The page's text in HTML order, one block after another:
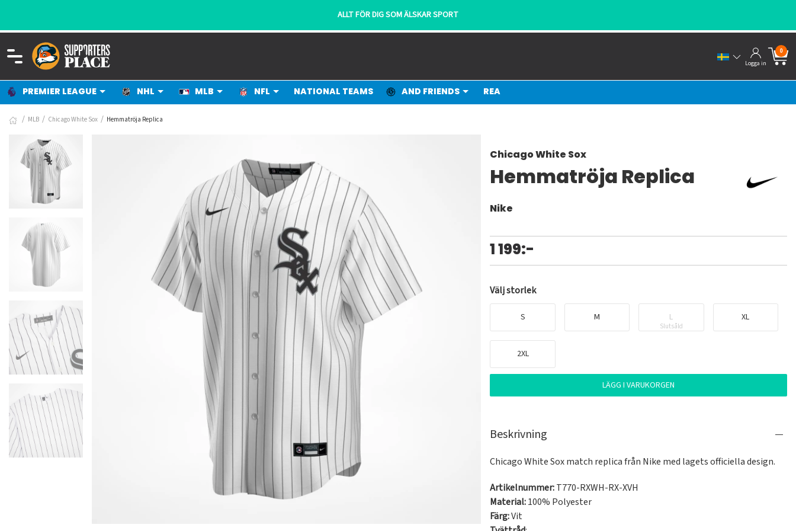
ALLT FÖR DIG SOM ÄLSKAR SPORT
Logga in
0
PREMIER LEAGUE NHL MLB NFL NATIONAL TEAMS AND FRIENDS REA
MLB Chicago White Sox Hemmatröja Replica
Chicago White Sox
Hemmatröja Replica
Nike
1 199:-
Välj storlek
S M L
Slutsåld
XL
2XL
LÄGG I VARUKORGEN
Beskrivning
Chicago White Sox match replica från Nike med lagets officiella design.
Artikelnummer:T770-RXWH-RX-XVH
Material:100% Polyester
Färg:Vit